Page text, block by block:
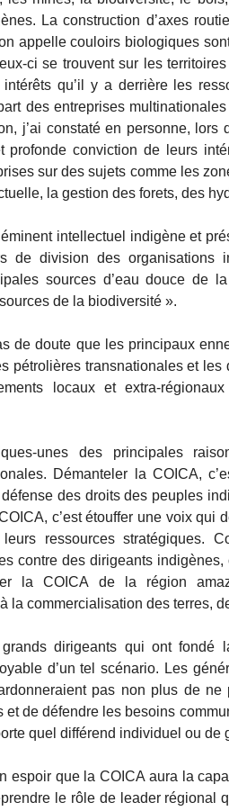
La construction d’axes
appelle couloirs biologiques
ci se trouvent sur les
qu’il y a derrière les
des entreprises
j’ai constaté en personne,
profonde conviction de leurs
sur des sujets comme les
la gestion des forets, des
intellectuel indigène et
de division des organisations
sources d’eau douce de
de la biodiversité ».
de doute que les principaux
pétrolières transnationales et les
locaux et extra-
unes des principales
Démanteler la COICA,
des droits des peuples
c’est étouffer une voix qui
ressources stratégiques.
contre des dirigeants
la COICA de la région
la commercialisation des terres,
dirigeants qui ont fondé
d’un tel scénario. Les
pas non plus de ne
et de défendre les besoins
quel différend individuel ou de
espoir que la COICA aura la
le rôle de leader régional